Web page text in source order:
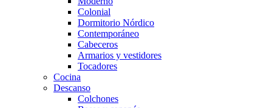
Colonial
Dormitorio Nórdico
Contemporáneo
Cabeceros
Armarios y vestidores
Tocadores
Cocina
Descanso
Colchones